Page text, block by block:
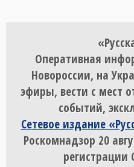
Оперативная
Новороссии, на
эфиры, вести с мест
событий,
Сетевое издание
Роскомнадзор 20